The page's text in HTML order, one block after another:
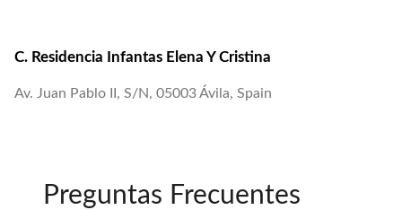
C. Residencia Infantas Elena Y Cristina
Av. Juan Pablo II, S/N, 05003 Ávila, Spain
Preguntas Frecuentes